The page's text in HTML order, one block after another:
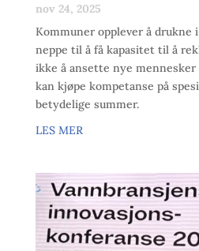
nov 24, 2025
Kommuner opplever å drukne
neppe til å få kapasitet til å
ikke å ansette nye mennesker
kan kjøpe kompetanse på
betydelige summer.
LES MER